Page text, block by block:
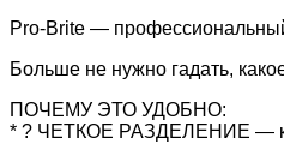
Pro-Brite —
Больше не нужно гадать,
ПОЧЕМУ ЭТО УДОБНО:
* ? ЧЕТКОЕ РАЗДЕЛЕНИЕ —